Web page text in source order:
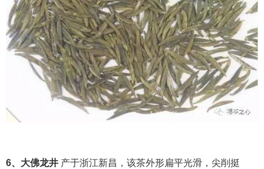
6、大佛龙井 产于浙江新昌，该茶外形扁平光滑，尖削挺